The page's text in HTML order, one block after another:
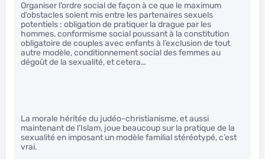
Organiser l’ordre social de façon à ce que le maximum
d’obstacles soient mis entre les partenaires sexuels
potentiels : obligation de pratiquer la drague par les
hommes, conformisme social poussant à la constitution
obligatoire de couples avec enfants à l’exclusion de tout
autre modèle, conditionnement social des femmes au
dégoût de la sexualité, et cetera…
La morale héritée du judéo-christianisme, et aussi
maintenant de l’Islam, joue beaucoup sur la pratique de la
sexualité en imposant un modèle familial stéréotypé, c’est
vrai.